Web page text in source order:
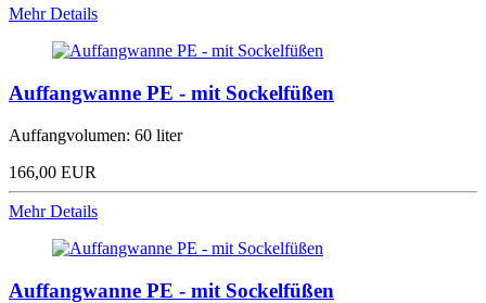
Mehr Details
Auffangwanne PE - mit Sockelfüßen
Auffangvolumen: 60 liter
166,00 EUR
Mehr Details
Auffangwanne PE - mit Sockelfüßen